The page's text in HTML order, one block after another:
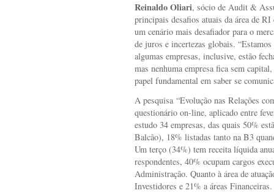
Reinaldo Oliari, sócio de Audit &
principais desafios atuais da área de
um cenário mais desafiador para o
de juros e incertezas globais.
algumas empresas, inclusive, estão
mas nenhuma empresa fica sem
papel fundamental em saber se
A pesquisa “Evolução nas Relações
questionário on-line, aplicado entre
estudo 34 empresas, das quais 50%
Balcão), 18% listadas tanto na B3
Um terço (34%) tem receita líquida
respondentes, 40% ocupam cargos
Administração. Quanto à área de
Investidores e 21% a áreas Financeiras.